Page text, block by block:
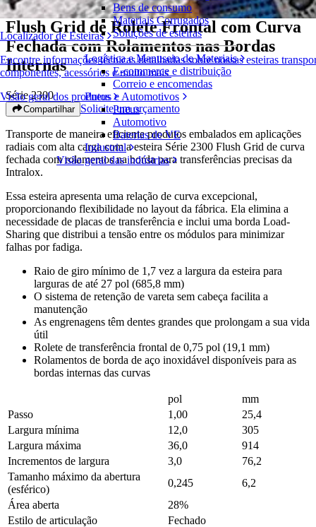
Localizador de Esteiras
Encontre informações técnicas detalhadas sobre nossas esteiras
componentes, acessórios e muito mais
Visão geral dos produtos
Bens de consumo
Materiais Corrugados
Soluções de esteiras
Logística e Manuseio de Materiais
E-commerce e distribuição
Correio e encomendas
Pneus e Automotivos
Pneus
Automotivo
Baterias de VE
Industrial
Visão geral das indústrias
Flush Grid de Rolete Frontal com Curva
Fechada com Rolamentos nas Bordas
Internas
Série 2300
Compartilhar Solicite um orçamento
Transporte de maneira eficiente produtos embalados em aplicações
radiais com alta carga com a esteira Série 2300 Flush Grid de curva
fechada com rolamentos na borda para transferências precisas da
Intralox.
Essa esteira apresenta uma relação de curva excepcional,
proporcionando flexibilidade no layout da fábrica. Ela elimina a
necessidade de placas de transferência e inclui uma borda Load-
Sharing que distribui a tensão entre os módulos para minimizar
falhas por fadiga.
Raio de giro mínimo de 1,7 vez a largura da esteira para
larguras de até 27 pol (685,8 mm)
O sistema de retenção de vareta sem cabeça facilita a
manutenção
As engrenagens têm dentes grandes que prolongam a sua vida
útil
Rolete de transferência frontal de 0,75 pol (19,1 mm)
Rolamentos de borda de aço inoxidável disponíveis para as
bordas internas das curvas
pol
mm
Passo
1,00
25,4
Largura mínima
12,0
305
Largura máxima
36,0
914
Incrementos de largura
3,0
76,2
Tamanho máximo da abertura
(esférico)
0,245
6,2
Área aberta
28%
Estilo de articulação
Fechado